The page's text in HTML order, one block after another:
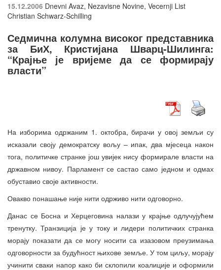
15.12.2006 Dnevni Avaz, Nezavisne Novine, Vecernji List
Christian Schwarz-Schilling
Седмична колумна високог представника
за БиХ, Кристијана Шварц-Шилинга:
“Крајње је вријеме да се формирају
власти”
На изборима одржаним 1. октобра, бирачи у овој земљи су
исказали своју демократску вољу – ипак, два мјесеца након
тога, политичке странке још увијек нису формирале власти на
државном нивоу. Парламент се састао само једном и одмах
обуставио своје активности.
Овакво понашање није нити одрживо нити одговорно.
Данас се Босна и Херцеговина налази у крајње одлучујућем
тренутку. Транзиција је у току и лидери политичких странка
морају показати да се могу носити са изазовом преузимања
одговорности за будућност њихове земље. У том циљу, морају
учинити сваки напор како би склопили коалиције и оформили